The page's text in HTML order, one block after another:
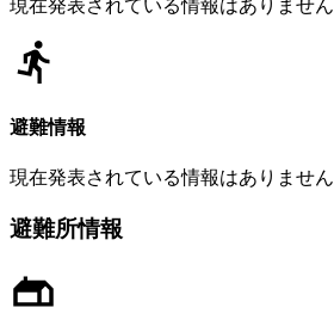
現在発表されている情報はありません
避難情報
現在発表されている情報はありません
避難所情報